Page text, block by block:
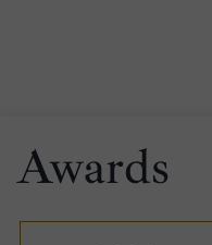
Awards